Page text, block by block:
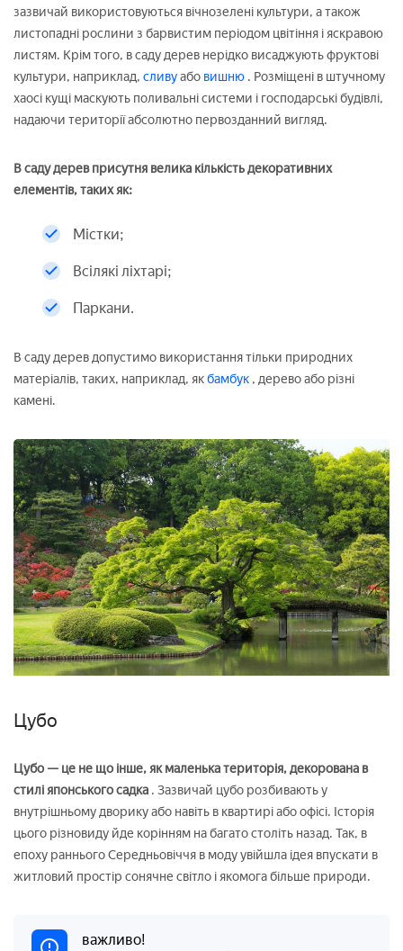
зазвичай використовуються вічнозелені культури, а також
листопадні рослини з барвистим періодом цвітіння і яскравою
листям. Крім того, в саду дерев нерідко висаджують фруктові
культури, наприклад, сливуабо вишню . Розміщені в штучному
хаосі кущі маскують поливальні системи і господарські будівлі,
надаючи території абсолютно первозданний вигляд.
В саду дерев присутня велика кількість декоративних
елементів, таких як:
Містки;
Всілякі ліхтарі;
Паркани.
В саду дерев допустимо використання тільки природних
матеріалів, таких, наприклад, якбамбук , дерево або різні
камені.
Цубо
Цубо — це не що інше, як маленька територія, декорована в
стилі японського садка . Зазвичай цубо розбивають у
внутрішньому дворику або навіть в квартирі або офісі. Історія
цього різновиду йде корінням на багато століть назад. Так, в
епоху раннього Середньовіччя в моду увійшла ідея впускати в
житловий простір сонячне світло і якомога більше природи.
важливо!